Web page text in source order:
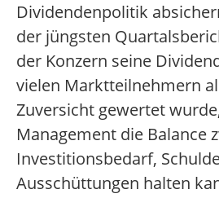
Dividendenpolitik
der jüngsten
der Konzern seine
vielen Marktteilnehmern
Zuversicht gewertet
Management die Balance
Investitionsbedarf,
Ausschüttungen halten